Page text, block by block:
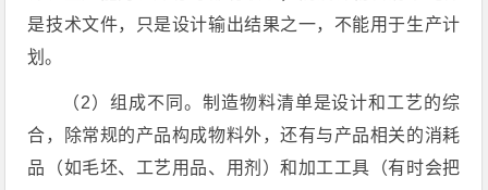
是技术文件，只是设计输出结果之一，不能用于生产计
划。
（2）组成不同。制造物料清单是设计和工艺的综
合，除常规的产品构成物料外，还有与产品相关的消耗
品（如毛坯、工艺用品、用剂）和加工工具（有时会把